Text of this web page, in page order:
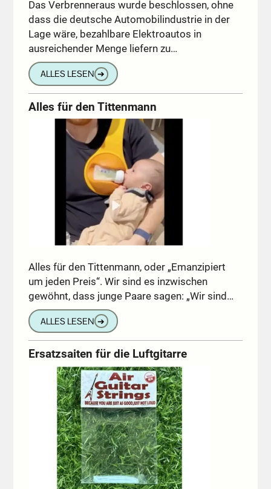
Das Verbrenneraus wurde beschlossen, ohne
dass die deutsche Automobilindustrie in der
Lage wäre, bezahlbare Elektroautos in
ausreichender Menge liefern zu…
ALLES LESEN ➔
Alles für den Tittenmann
Alles für den Tittenmann, oder „Emanzipiert
um jeden Preis“. Wir sind es inzwischen
gewöhnt, dass junge Paare sagen: „Wir sind…
ALLES LESEN ➔
Ersatzsaiten für die Luftgitarre